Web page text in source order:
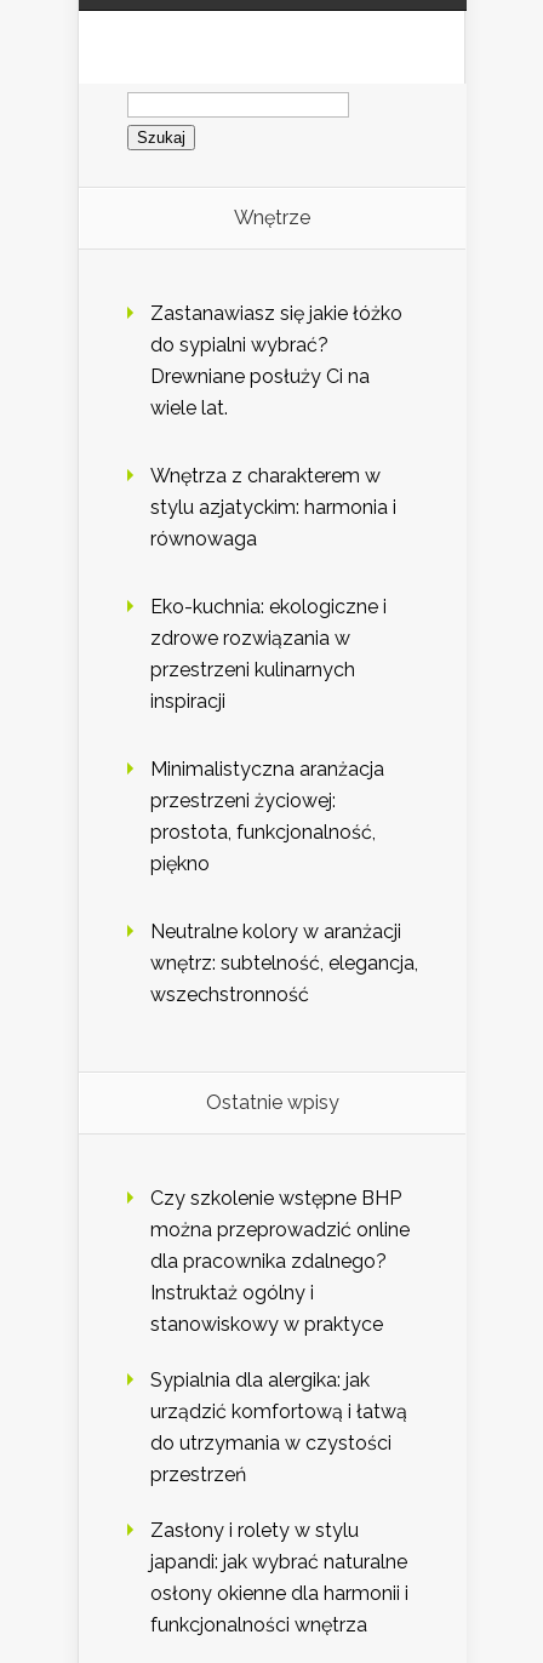
Szukaj:
Wnętrze
Zastanawiasz się jakie łóżko
do sypialni wybrać?
Drewniane posłuży Ci na
wiele lat.
Wnętrza z charakterem w
stylu azjatyckim: harmonia i
równowaga
Eko-kuchnia: ekologiczne i
zdrowe rozwiązania w
przestrzeni kulinarnych
inspiracji
Minimalistyczna aranżacja
przestrzeni życiowej:
prostota, funkcjonalność,
piękno
Neutralne kolory w aranżacji
wnętrz: subtelność, elegancja,
wszechstronność
Ostatnie wpisy
Czy szkolenie wstępne BHP
można przeprowadzić online
dla pracownika zdalnego?
Instruktaż ogólny i
stanowiskowy w praktyce
Sypialnia dla alergika: jak
urządzić komfortową i łatwą
do utrzymania w czystości
przestrzeń
Zasłony i rolety w stylu
japandi: jak wybrać naturalne
osłony okienne dla harmonii i
funkcjonalności wnętrza